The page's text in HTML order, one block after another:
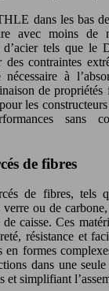
dans les bas
avec moins de
d’acier tels que le
des contraintes
à
de
les
sans
de fibres
de fibres, tels
ou de
caisse. Ces
résistance et
en formes
dans une
et simplifiant